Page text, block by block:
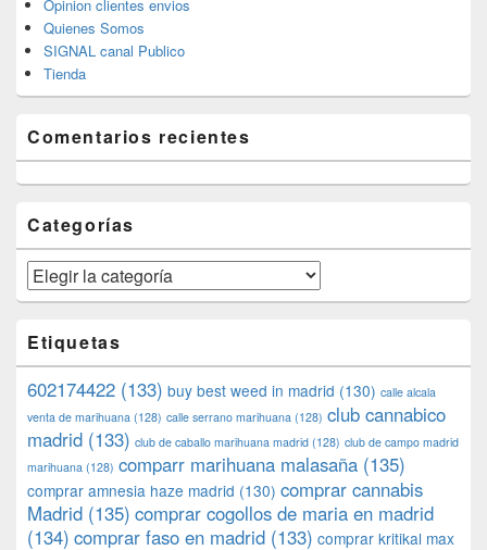
Opinion clientes envios
Quienes Somos
SIGNAL canal Publico
Tienda
Comentarios recientes
Categorías
Categorías
Etiquetas
602174422 (133) buy best weed in madrid (130) calle alcala
venta de marihuana (128) calle serrano marihuana (128) club cannabico
madrid (133) club de caballo marihuana madrid (128) club de campo madrid
marihuana (128) comparr marihuana malasaña (135)
comprar amnesia haze madrid (130) comprar cannabis
Madrid (135) comprar cogollos de maria en madrid
(134) comprar faso en madrid (133) comprar kritikal max